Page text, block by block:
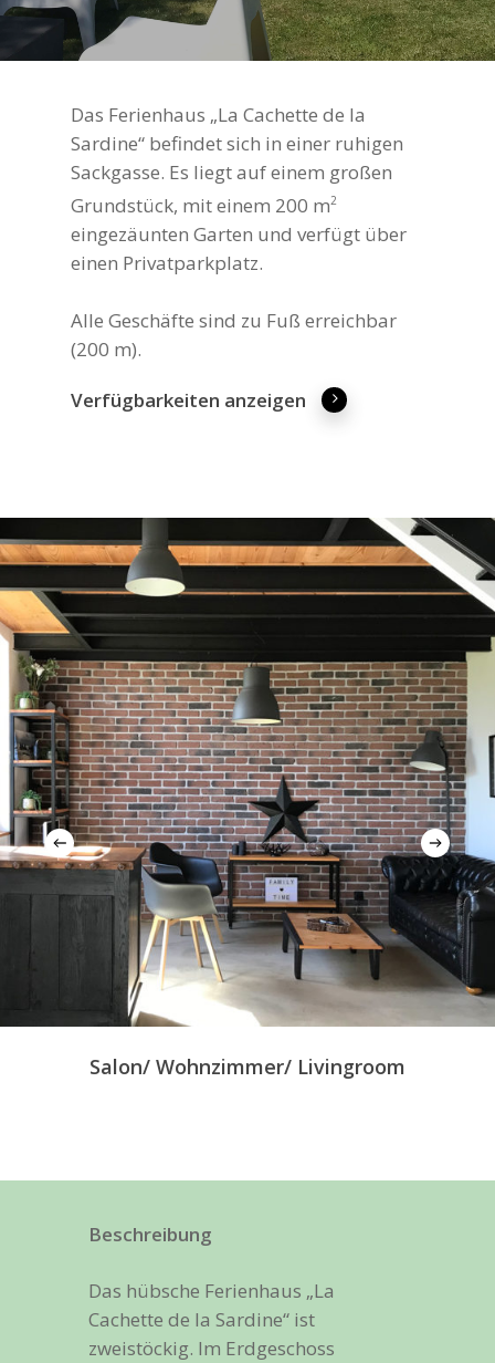
Das Ferienhaus „La Cachette de la
Sardine“ befindet sich in einer ruhigen
Sackgasse. Es liegt auf einem großen
Grundstück, mit einem 200 m2
eingezäunten Garten und verfügt über
einen Privatparkplatz.
Alle Geschäfte sind zu Fuß erreichbar
(200 m).
Verfügbarkeiten anzeigen
Salon/ Wohnzimmer/ Livingroom
Beschreibung
Das hübsche Ferienhaus „La
Cachette de la Sardine“ ist
zweistöckig. Im Erdgeschoss